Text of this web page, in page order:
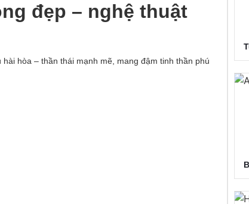
đẹp – nghệ thuật
hòa – thần thái mạnh mẽ, mang đậm tinh thần phú